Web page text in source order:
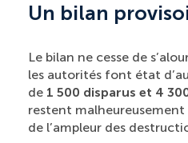
Un bilan
Le bilan ne cesse de
les autorités font état
de 1 500 disparus et 4
restent malheureusement
de l’ampleur des